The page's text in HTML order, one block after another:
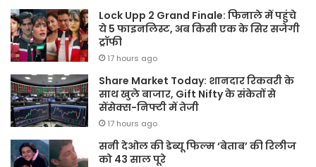
Lock Upp 2 Grand Finale: फिनाले में पहुंचे
ये 5 फाइनलिस्ट, अब किसी एक के सिर सजेगी
ट्रॉफी
17 hours ago
Share Market Today: शानदार रिकवरी के
साथ खुले बाजार, Gift Nifty के संकेतों से
सेंसेक्स-निफ्टी में तेजी
17 hours ago
सनी देओल की डेब्यू फिल्म ‘बेताब’ की रिलीज
को 43 साल पूरे